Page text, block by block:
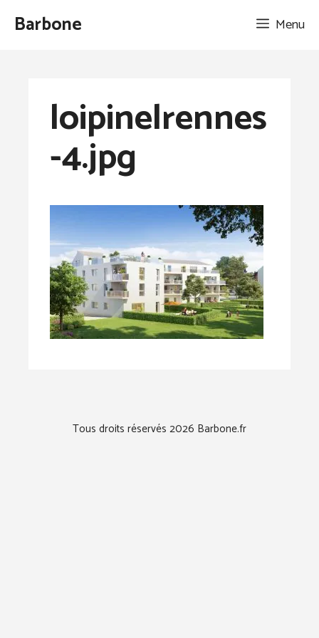
AllerBarbone Menu
loipinelrennes
-4.jpg
Tous droits réservés 2026 Barbone.fr